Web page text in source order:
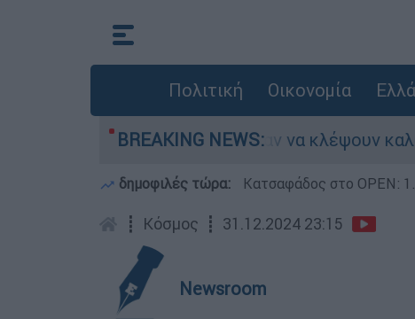
Πολιτική Οικονομία
BREAKING NEWS:
Άνω Λιόσια: Πήγαν να κλέψουν καλώδια, έπαθε
δημοφιλές τώρα: Κατσαφάδος στο OPEN:
┋ Κόσμος ┋ 31.12.2024 23:15
Newsroom